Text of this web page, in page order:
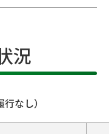
況
なし）